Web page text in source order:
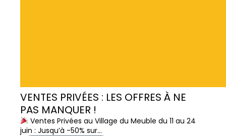
VENTES PRIVÉES : LES OFFRES À NE
PAS MANQUER !
Ventes Privées au Village du Meuble du 11 au 24
juin : Jusqu’à -50% sur…